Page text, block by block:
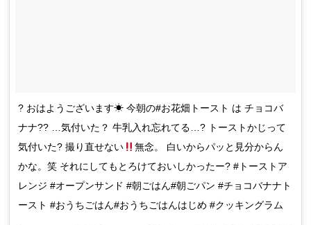
? おはようございます☀ 今朝の#お花畑トースト は チョコバ
ナナ?? …気付いた？ 牛乳入れ忘れてる…? トーストかじって
気付いた? 撮り直せない
無念。 白いからパッと見分からん
かな。笑 それにしてもとろけておいしかったー? #トーストア
レンジ #オープンサンド #朝ごはん#朝ごパン #チョコバナナト
ースト #おうちごはん#おうちごはんはじめ #クッキングラム